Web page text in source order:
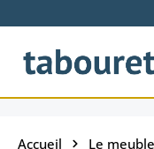
Passer au contenu
Accueil Le meuble